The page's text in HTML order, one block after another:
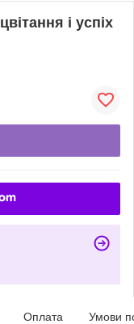
і успіх
Оплата Умови